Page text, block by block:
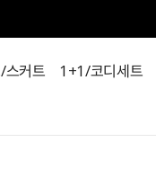
스커트 1+1/코디세트